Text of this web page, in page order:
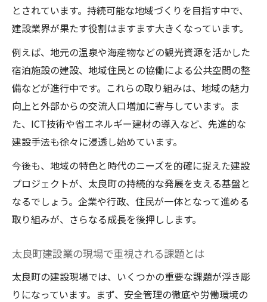
とされています。持続可能な地域づくりを目指す中で、
建設業界が果たす役割はますます大きくなっています。
例えば、地元の温泉や海産物などの観光資源を活かした
宿泊施設の建設、地域住民との協働による公共空間の整
備などが進行中です。これらの取り組みは、地域の魅力
向上と外部からの交流人口増加に寄与しています。ま
た、ICT技術や省エネルギー建材の導入など、先進的な
建設手法も徐々に浸透し始めています。
今後も、地域の特色と時代のニーズを的確に捉えた建設
プロジェクトが、太良町の持続的な発展を支える基盤と
なるでしょう。企業や行政、住民が一体となって進める
取り組みが、さらなる成長を後押しします。
太良町建設業の現場で重視される課題とは
太良町の建設現場では、いくつかの重要な課題が浮き彫
りになっています。まず、安全管理の徹底や労働環境の